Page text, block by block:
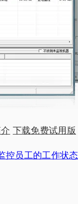
下载免费试用版
控员工的工作状态